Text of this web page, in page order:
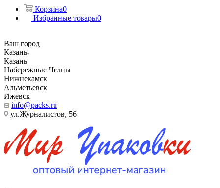
Корзина0
Избранные товары0
Ваш город
Казань
Казань
Набережные Челны
Нижнекамск
Альметьевск
Ижевск
info@packs.ru
ул.Журналистов, 56